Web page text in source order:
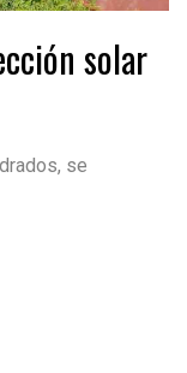
solar
se